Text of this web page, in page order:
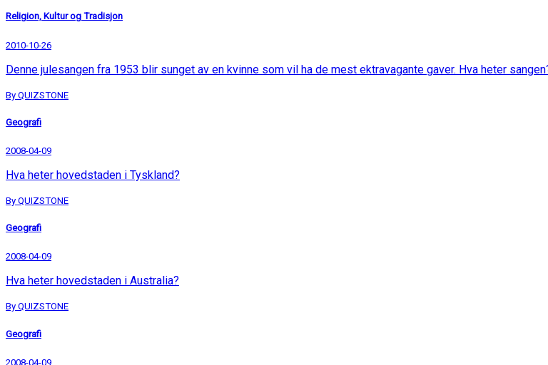
Religion, Kultur og Tradisjon
2010-10-26
Denne julesangen fra 1953 blir sunget av en kvinne som vil ha de mest ektravagante gaver. Hva heter
By QUIZSTONE
Geografi
2008-04-09
Hva heter hovedstaden i Tyskland?
By QUIZSTONE
Geografi
2008-04-09
Hva heter hovedstaden i Australia?
By QUIZSTONE
Geografi
2008-04-09